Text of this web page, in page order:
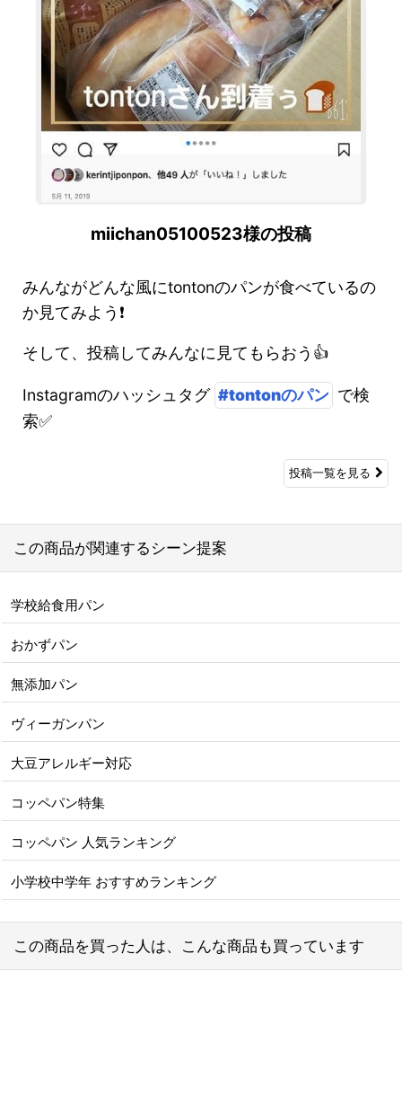
miichan05100523様の投稿
みんながどんな風にtontonのパンが食べているの
か見てみよう❗️
そして、投稿してみんなに見てもらおう👍
Instagramのハッシュタグ #tontonのパン で検
索✅
投稿一覧を見る
この商品が関連するシーン提案
学校給食用パン
おかずパン
無添加パン
ヴィーガンパン
大豆アレルギー対応
コッペパン特集
コッペパン 人気ランキング
小学校中学年 おすすめランキング
この商品を買った人は、こんな商品も買っています